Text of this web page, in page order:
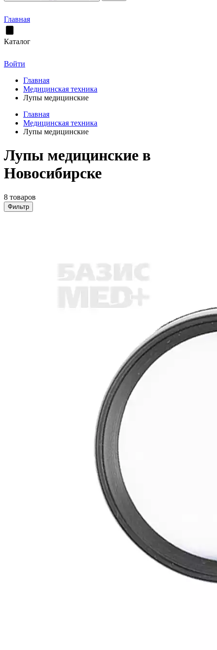
Главная
Каталог
Войти
Главная
Медицинская техника
Лупы медицинские
Главная
Медицинская техника
Лупы медицинские
Лупы медицинские в
Новосибирске
8 товаров
Фильтр